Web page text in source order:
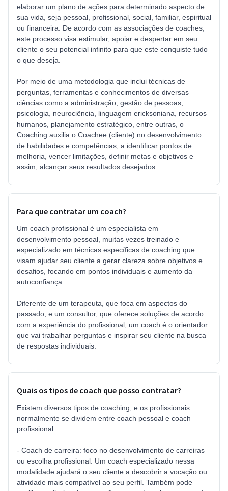
elaborar um plano de ações para determinado aspecto de
sua vida, seja pessoal, profissional, social, familiar, espiritual
ou financeira. De acordo com as associações de coaches,
este processo visa estimular, apoiar e despertar em seu
cliente o seu potencial infinito para que este conquiste tudo
o que deseja.
Por meio de uma metodologia que inclui técnicas de
perguntas, ferramentas e conhecimentos de diversas
ciências como a administração, gestão de pessoas,
psicologia, neurociência, linguagem ericksoniana, recursos
humanos, planejamento estratégico, entre outras, o
Coaching auxilia o Coachee (cliente) no desenvolvimento
de habilidades e competências, a identificar pontos de
melhoria, vencer limitações, definir metas e objetivos e
assim, alcançar seus resultados desejados.
Para que contratar um coach?
Um coach profissional é um especialista em
desenvolvimento pessoal, muitas vezes treinado e
especializado em técnicas específicas de coaching que
visam ajudar seu cliente a gerar clareza sobre objetivos e
desafios, focando em pontos individuais e aumento da
autoconfiança.
Diferente de um terapeuta, que foca em aspectos do
passado, e um consultor, que oferece soluções de acordo
com a experiência do profissional, um coach é o orientador
que vai trabalhar perguntas e inspirar seu cliente na busca
de respostas individuais.
Quais os tipos de coach que posso contratar?
Existem diversos tipos de coaching, e os profissionais
normalmente se dividem entre coach pessoal e coach
profissional.
- Coach de carreira: foco no desenvolvimento de carreiras
ou escolha profissional. Um coach especializado nessa
modalidade ajudará o seu cliente a descobrir a vocação ou
atividade mais compatível ao seu perfil. Também pode